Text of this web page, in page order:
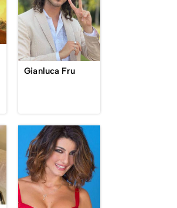
Gianluca Fru